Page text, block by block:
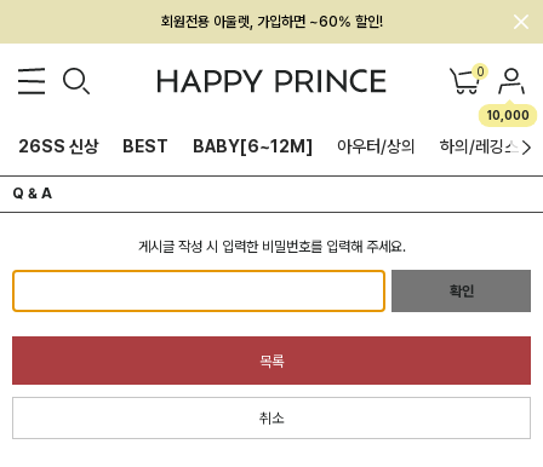
회원전용 아울렛, 가입하면 ~60% 할인!
멤버십 최대 28,000원 혜택 0
10,000
26SS 신상 BEST BABY[6~12M] 아우터/상의 하의/레깅스
Q & A
게시글 작성 시 입력한 비밀번호를 입력해 주세요.
확인
목록
취소